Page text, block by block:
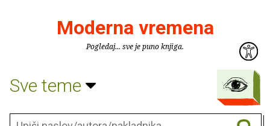
Moderna vremena
Pogledaj... sve je puno knjiga.
Sve teme